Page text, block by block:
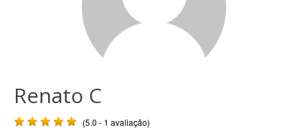
Renato C
(5.0 - 1 avaliação)